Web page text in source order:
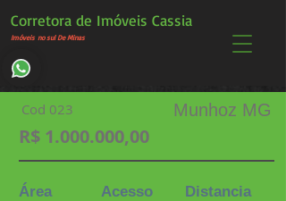
Corretora de Imóveis Cassia
Imóveis no sul De Minas
Cod 023
R$ 1.000.000,00
Munhoz MG
Área Acesso Distancia